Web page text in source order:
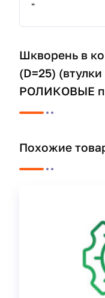
"
Шкворень в
(D=25)
РОЛИКОВЫЕ
Похожие